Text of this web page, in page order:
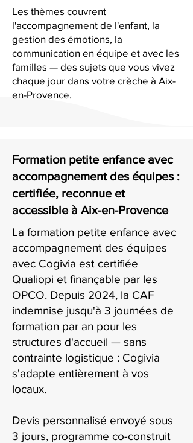
Les thèmes couvrent
l'accompagnement de l'enfant, la
gestion des émotions, la
communication en équipe et avec les
familles — des sujets que vous vivez
chaque jour dans votre crèche à Aix-
en-Provence.
Formation petite enfance avec
accompagnement des équipes :
certifiée, reconnue et
accessible à Aix-en-Provence
La formation petite enfance avec
accompagnement des équipes
avec Cogivia est certifiée
Qualiopi et finançable par les
OPCO. Depuis 2024, la CAF
indemnise jusqu'à 3 journées de
formation par an pour les
structures d'accueil — sans
contrainte logistique : Cogivia
s'adapte entièrement à vos
locaux.
Devis personnalisé envoyé sous
3 jours, programme co-construit